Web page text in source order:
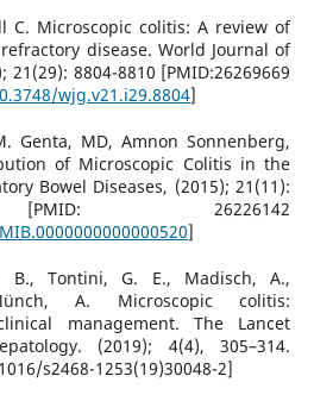
C. Microscopic colitis: A review of
disease. World Journal of
21(29): 8804-8810 [PMID:26269669
wjg.v21.i29.8804]
Genta, MD, Amnon Sonnenberg,
of Microscopic Colitis in the
Bowel Diseases, (2015); 21(11):
26226142
]
B., Tontini, G. E., Madisch, A.,
A. Microscopic colitis:
management. The Lancet
(2019); 4(4), 305–314.
s2468-1253(19)30048-2]